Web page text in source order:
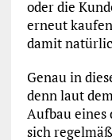
oder die
erneut
damit
Genau in
denn laut
Aufbau eines
sich